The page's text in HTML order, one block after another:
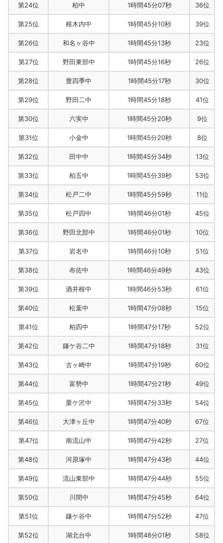
第24位 柏中 1時間45分07秒 36位
第25位 根木内中 1時間45分10秒 39位
第26位 和名ヶ谷中 1時間45分13秒 23位
第27位 野田東部中 1時間45分16秒 26位
第28位 豊四季中 1時間45分17秒 30位
第29位 野田二中 1時間45分18秒 41位
第30位 六実中 1時間45分20秒 9位
第31位 小金中 1時間45分20秒 8位
第32位 田中中 1時間45分34秒 13位
第33位 柏五中 1時間45分39秒 53位
第34位 松戸二中 1時間45分59秒 11位
第35位 松戸四中 1時間46分01秒 45位
第36位 野田北部中 1時間46分01秒 10位
第37位 岩名中 1時間46分10秒 51位
第38位 布佐中 1時間46分49秒 43位
第39位 酒井根中 1時間46分53秒 61位
第40位 松葉中 1時間47分08秒 15位
第41位 柏四中 1時間47分17秒 52位
第42位 鎌ケ谷二中 1時間47分18秒 31位
第43位 古ヶ崎中 1時間47分19秒 60位
第44位 富勢中 1時間47分21秒 49位
第45位 栗ケ沢中 1時間47分33秒 54位
第46位 大津ヶ丘中 1時間47分40秒 67位
第47位 南流山中 1時間47分42秒 27位
第48位 河原塚中 1時間47分43秒 44位
第49位 流山東部中 1時間47分44秒 55位
第50位 川間中 1時間47分45秒 64位
第51位 鎌ケ谷中 1時間47分52秒 47位
第52位 湖北台中 1時間48分01秒 58位